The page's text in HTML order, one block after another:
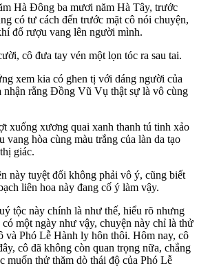
Hà Đông ba mươi năm Hà Tây, trước
có tư cách đến trước mặt cô nói chuyện,
đổ rượu vang lên người mình.
cô đưa tay vén một lọn tóc ra sau tai.
xem kia có ghen tị với dáng người của
nhận rằng Đồng Vũ Vụ thật sự là vô cùng
xuống xương quai xanh thanh tú tinh xảo
vang hòa cùng màu trắng của làn da tạo
giác.
này tuyệt đối không phải vô ý, cũng biết
liên hoa này đang cố ý làm vậy.
tộc này chính là như thế, hiểu rõ nhưng
một ngày như vậy, chuyện này chỉ là thử
và Phó Lễ Hành ly hôn thôi. Hôm nay, cô
cô đã không còn quan trọng nữa, chẳng
muốn thử thăm dò thái độ của Phó Lễ